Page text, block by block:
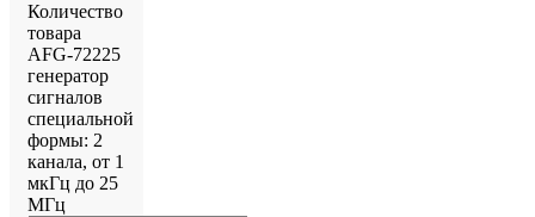
Количество
товара
AFG-72225
генератор
сигналов
специальной
формы: 2
канала, от 1
мкГц до 25
МГц